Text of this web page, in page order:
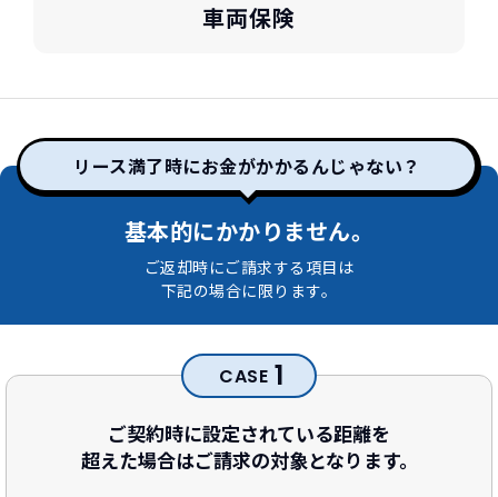
車両保険
リース満了時にお金がかかるんじゃない？
基本的にかかりません。
ご返却時にご請求する項目は
下記の場合に限ります。
CASE 1
ご契約時に設定されている距離を
超えた場合はご請求の対象となります。